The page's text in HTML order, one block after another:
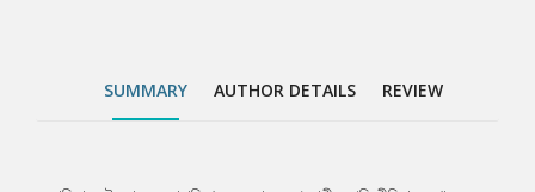
SUMMARY AUTHOR DETAILS REVIEW